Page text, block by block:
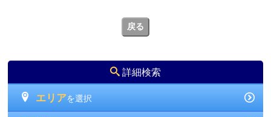
戻る
詳細検索
エリアを選択